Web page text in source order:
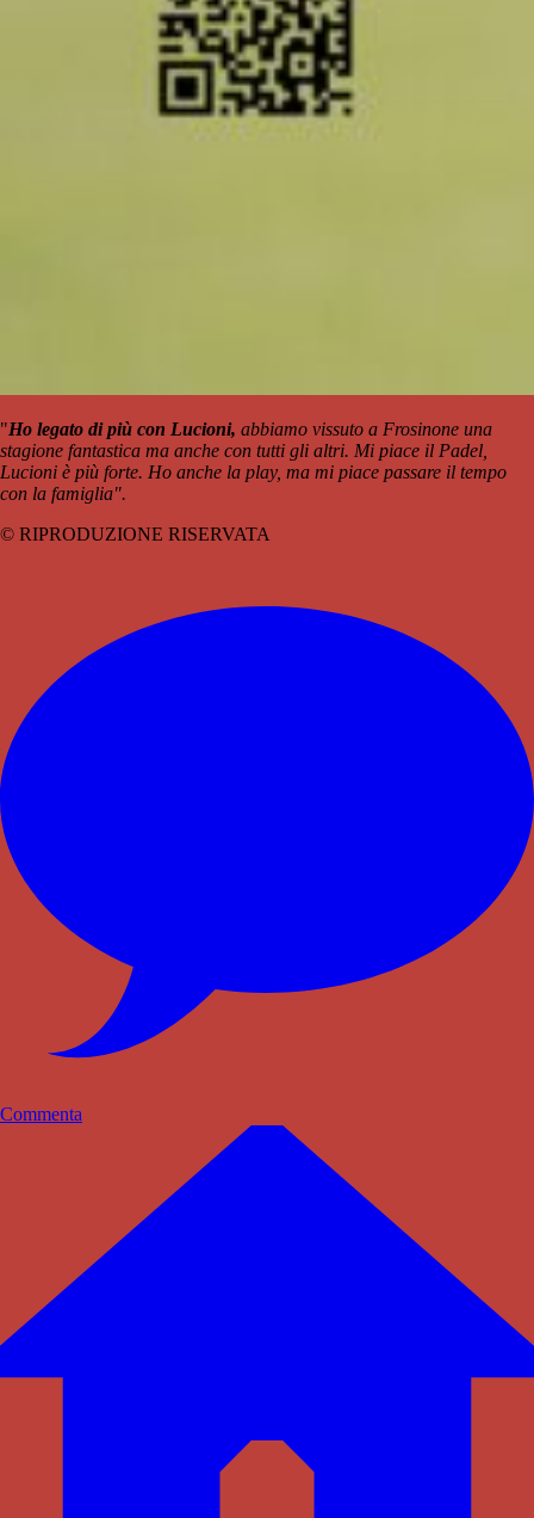
"Ho legato di più con Lucioni, abbiamo vissuto a Frosinone una
stagione fantastica ma anche con tutti gli altri. Mi piace il Padel,
Lucioni è più forte. Ho anche la play, ma mi piace passare il tempo
con la famiglia".
© RIPRODUZIONE RISERVATA
Commenta